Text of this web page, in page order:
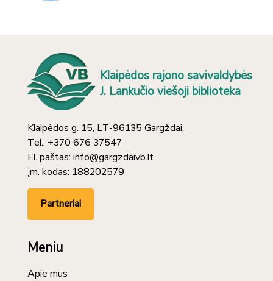
Klaipėdos rajono savivaldybės
J. Lankučio viešoji biblioteka
Klaipėdos g. 15, LT-96135 Gargždai,
Tel.: +370 676 37547
El. paštas: info@gargzdaivb.lt
Įm. kodas: 188202579
Partneriai
Meniu
Apie mus